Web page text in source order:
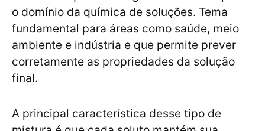
o domínio da química de soluções. Tema
fundamental para áreas como saúde, meio
ambiente e indústria e que permite prever
corretamente as propriedades da solução
final.
A principal característica desse tipo de